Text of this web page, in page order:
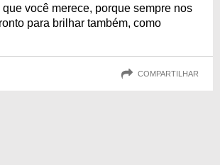
que você merece, porque sempre nos
para brilhar também, como
COMPARTILHAR